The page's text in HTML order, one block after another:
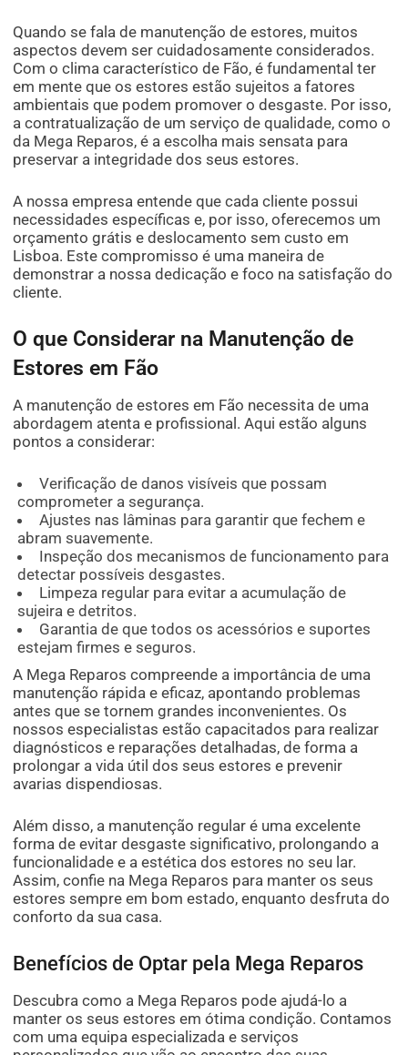
Quando se fala de manutenção de estores, muitos
aspectos devem ser cuidadosamente considerados.
Com o clima característico de Fão, é fundamental ter
em mente que os estores estão sujeitos a fatores
ambientais que podem promover o desgaste. Por isso,
a contratualização de um serviço de qualidade, como o
da Mega Reparos, é a escolha mais sensata para
preservar a integridade dos seus estores.
A nossa empresa entende que cada cliente possui
necessidades específicas e, por isso, oferecemos um
orçamento grátis e deslocamento sem custo em
Lisboa. Este compromisso é uma maneira de
demonstrar a nossa dedicação e foco na satisfação do
cliente.
O que Considerar na Manutenção de
Estores em Fão
A manutenção de estores em Fão necessita de uma
abordagem atenta e profissional. Aqui estão alguns
pontos a considerar:
Verificação de danos visíveis que possam
comprometer a segurança.
Ajustes nas lâminas para garantir que fechem e
abram suavemente.
Inspeção dos mecanismos de funcionamento para
detectar possíveis desgastes.
Limpeza regular para evitar a acumulação de
sujeira e detritos.
Garantia de que todos os acessórios e suportes
estejam firmes e seguros.
A Mega Reparos compreende a importância de uma
manutenção rápida e eficaz, apontando problemas
antes que se tornem grandes inconvenientes. Os
nossos especialistas estão capacitados para realizar
diagnósticos e reparações detalhadas, de forma a
prolongar a vida útil dos seus estores e prevenir
avarias dispendiosas.
Além disso, a manutenção regular é uma excelente
forma de evitar desgaste significativo, prolongando a
funcionalidade e a estética dos estores no seu lar.
Assim, confie na Mega Reparos para manter os seus
estores sempre em bom estado, enquanto desfruta do
conforto da sua casa.
Benefícios de Optar pela Mega Reparos
Descubra como a Mega Reparos pode ajudá-lo a
manter os seus estores em ótima condição. Contamos
com uma equipa especializada e serviços